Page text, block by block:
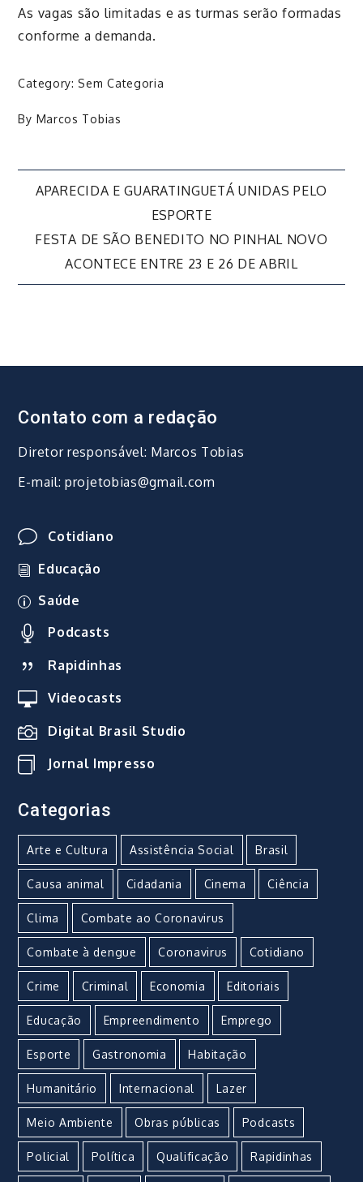
As vagas são limitadas e as turmas serão formadas
conforme a demanda.
Category: Sem Categoria
By Marcos Tobias
Navegação
de
Post
APARECIDA E GUARATINGUETÁ UNIDAS PELO
ESPORTE
FESTA DE SÃO BENEDITO NO PINHAL NOVO
ACONTECE ENTRE 23 E 26 DE ABRIL
Contato com a redação
Diretor responsável: Marcos Tobias
E-mail: projetobias@gmail.com
Cotidiano
Educação
Saúde
Podcasts
Rapidinhas
Videocasts
Digital Brasil Studio
Jornal Impresso
Categorias
Arte e Cultura Assistência Social Brasil
Causa animal Cidadania Cinema Ciência
Clima Combate ao Coronavirus
Combate à dengue Coronavirus Cotidiano
Crime Criminal Economia Editoriais
Educação Empreendimento Emprego
Esporte Gastronomia Habitação
Humanitário Internacional Lazer
Meio Ambiente Obras públicas Podcasts
Policial Política Qualificação Rapidinhas